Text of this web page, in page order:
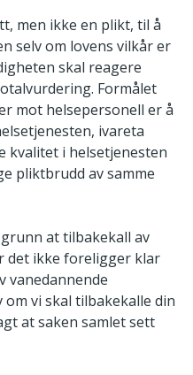
men ikke en plikt, til å
selv om lovens vilkår er
skal reagere
Formålet
mot helsepersonell er å
ivareta
kvalitet i helsetjenesten
pliktbrudd av samme
at tilbakekall av
det ikke foreligger klar
vanedannende
vi skal tilbakekalle din
at saken samlet sett